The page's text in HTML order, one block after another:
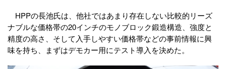
HPPの長池氏は、他社ではあまり存在しない比較的リーズ
ナブルな価格帯の20インチのモノブロック鍛造構造、強度と
精度の高さ、そして入手しやすい価格帯などの事前情報に興
味を持ち、まずはデモカー用にテスト導入を決めた。